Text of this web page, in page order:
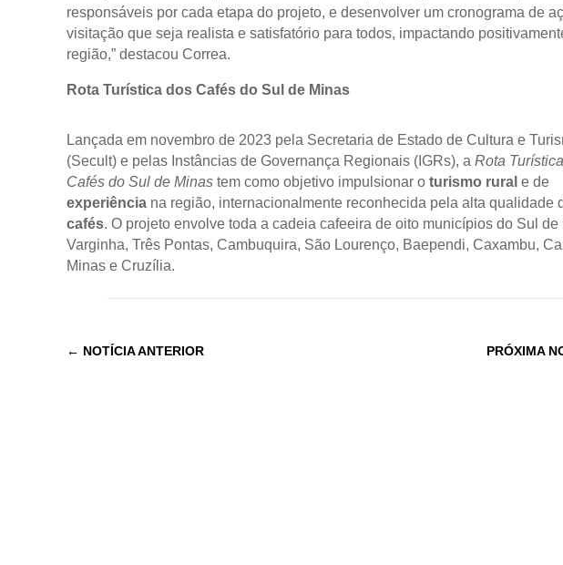
responsáveis por cada etapa do projeto, e desenvolver um cronograma de
visitação que seja realista e satisfatório para todos, impactando
região,” destacou Correa.
Rota Turística dos Cafés do Sul de Minas
Lançada em novembro de 2023 pela Secretaria de Estado de Cultura e
(Secult) e pelas Instâncias de Governança Regionais (IGRs), a Rota
Cafés do Sul de Minastem como objetivo impulsionar o turismo rural e de
experiênciana região, internacionalmente reconhecida pela alta qualidade
cafés. O projeto envolve toda a cadeia cafeeira de oito municípios do Sul de
Varginha, Três Pontas, Cambuquira, São Lourenço, Baependi, Caxambu,
Minas e Cruzília.
← NOTÍCIA ANTERIOR PRÓXIMA